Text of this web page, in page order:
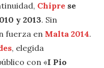
Chipre se
y 2013. Sin
fuerza en Malta 2014.
, elegida
con «I Pio